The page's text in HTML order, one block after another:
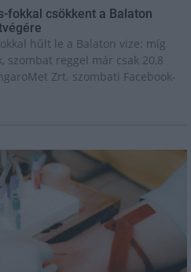
fokkal csökkent a Balaton
hűlt le a Balaton vize: míg
szombat reggel már csak 20,8
Zrt. szombati Facebook-